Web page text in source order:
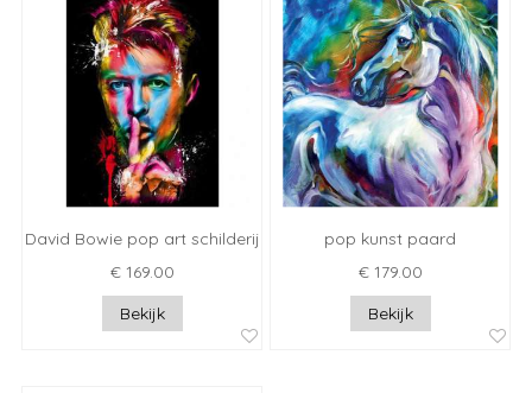
David Bowie pop art schilderij
€ 169.00
Bekijk
pop kunst paard
€ 179.00
Bekijk